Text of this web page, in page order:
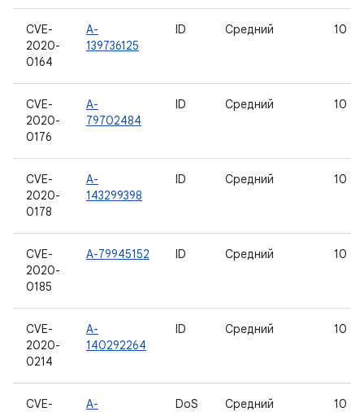
CVE-
2020-
0164
A-
139736125
ID Средний 10
CVE-
2020-
0176
A-
79702484
ID Средний 10
CVE-
2020-
0178
A-
143299398
ID Средний 10
CVE-
2020-
0185
A-79945152 ID Средний 10
CVE-
2020-
0214
A-
140292264
ID Средний 10
CVE-
A-
DoS Средний 10